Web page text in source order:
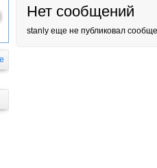
Нет сообщений
stanly еще не публиковал